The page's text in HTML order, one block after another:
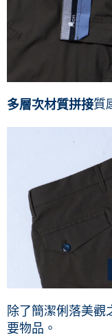
多層次材質拼接質
除了簡潔俐落美觀
要物品。